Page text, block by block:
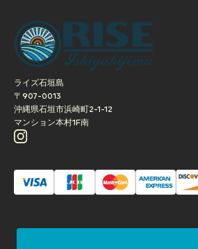
／現地集合プラン)
ライズ石垣島
〒907-0013
沖縄県石垣市浜崎町2-1-12
マンション本村1F南